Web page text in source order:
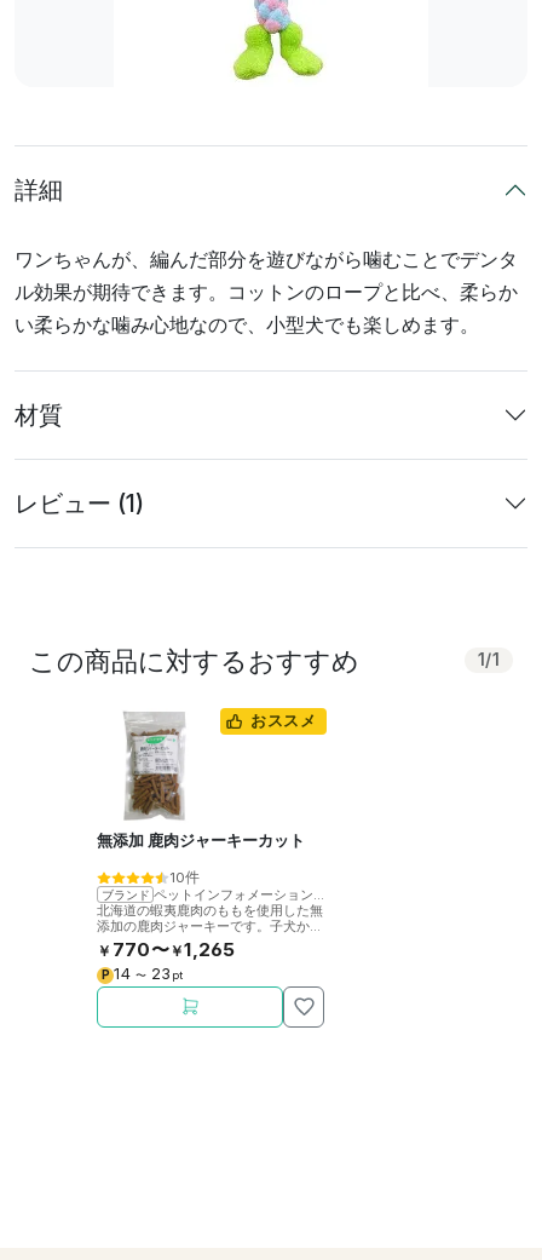
詳細
ワンちゃんが、編んだ部分を遊びながら噛むことでデンタ
ル効果が期待できます。コットンのロープと比べ、柔らか
い柔らかな噛み心地なので、小型犬でも楽しめます。
材質
レビュー (1)
この商品に対するおすすめ 1 /1
おススメ
無添加 鹿肉ジャーキーカット
10件
ブランド
北海道の蝦夷鹿肉のももを使用した無
添加の鹿肉ジャーキーです。子犬から
高齢犬まで食べやすい大きさと軟らか
さ。
￥ 770〜￥1,265
P 14 〜 23 pt